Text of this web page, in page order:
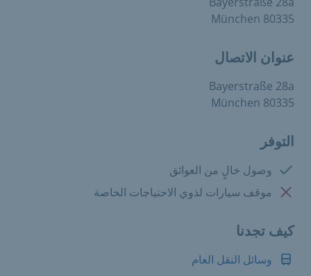
80335 München
عنوان الاتصال
Bayerstraße 28a
80335 München
التوفر
متوفرة:وصول خالٍ من العوائق
غير متوفرة:
موقف سيارات لذوي الاحتياجات الخاصة
كيف تجدنا
وسائل النقل العام